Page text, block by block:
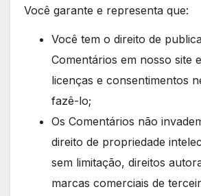
Você garante e representa que:
Você tem o direito de
Comentários em nosso site
licenças e consentimentos
fazê-lo;
Os Comentários não
direito de propriedade
sem limitação, direitos
marcas comerciais de